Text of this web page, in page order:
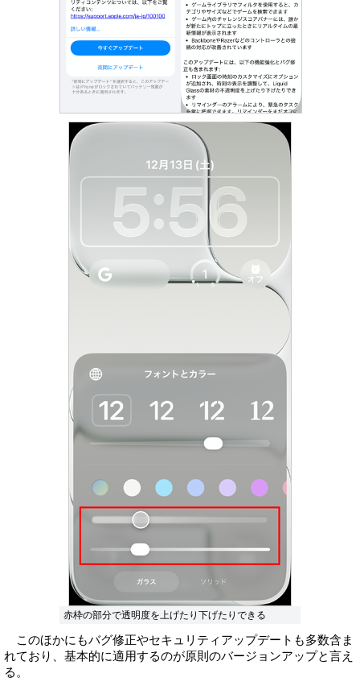
赤枠の部分で透明度を上げたり下げたりできる
このほかにもバグ修正やセキュリティアップデートも多数含ま
れており、基本的に適用するのが原則のバージョンアップと言え
る。